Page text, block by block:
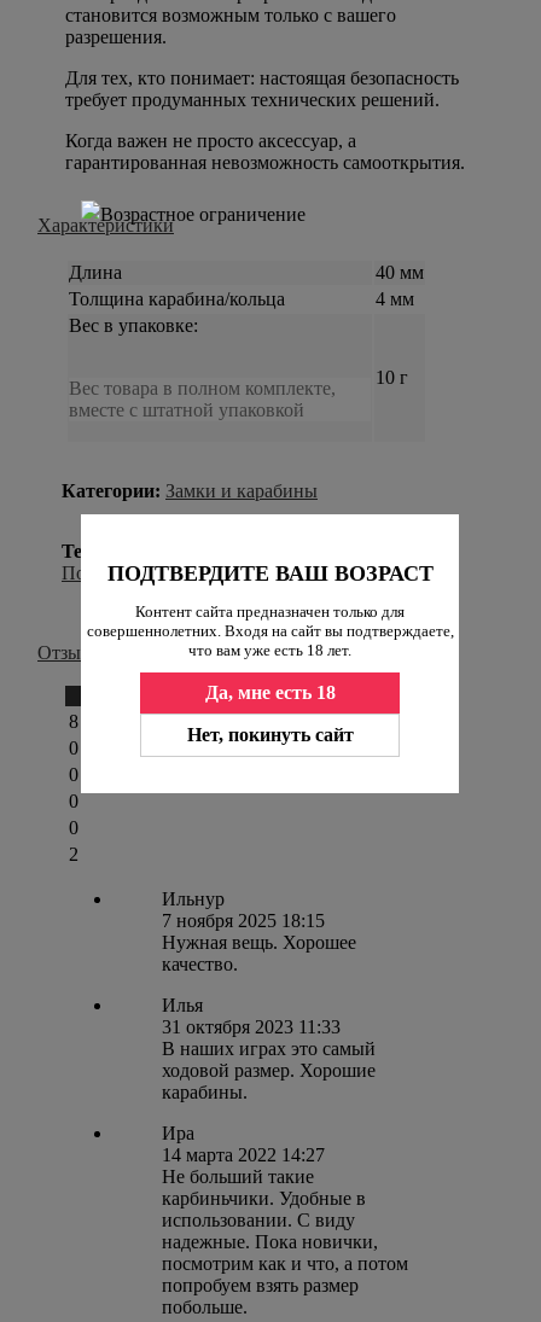
ПОДТВЕРДИТЕ ВАШ ВОЗРАСТ
Контент сайта предназначен только для
совершеннолетних. Входя на сайт вы подтверждаете,
что вам уже есть 18 лет.
Да, мне есть 18
Нет, покинуть сайт
становится возможным только с вашего
разрешения.
Для тех, кто понимает: настоящая безопасность
требует продуманных технических решений.
Когда важен не просто аксессуар, а
гарантированная невозможность самооткрытия.
Характеристики
Длина
40 мм
Толщина карабина/кольца
4 мм
Вес в упаковке:
Вес товара в полном комплекте,
вместе с штатной упаковкой
10 г
Категории: Замки и карабины
Теги:
Подвешивание
Отзывы
8
0
0
0
0
2
Ильнур
7 ноября 2025 18:15
Нужная вещь. Хорошее
качество.
Илья
31 октября 2023 11:33
В наших играх это самый
ходовой размер. Хорошие
карабины.
Ира
14 марта 2022 14:27
Не больший такие
карбиньчики. Удобные в
использовании. С виду
надежные. Пока новички,
посмотрим как и что, а потом
попробуем взять размер
побольше.